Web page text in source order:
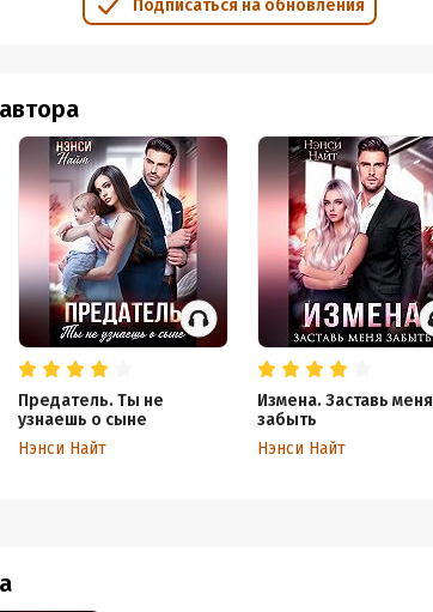
Подписаться на обновления
Предатель. Ты не
узнаешь о сыне
Нэнси Найт
Измена. Заставь меня
забыть
Нэнси Найт